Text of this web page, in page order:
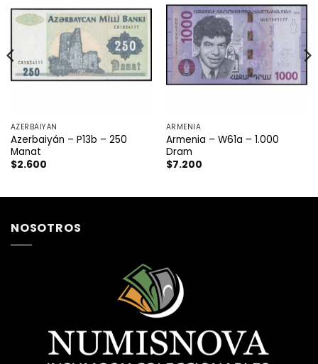
AZERBAIYÁN
Azerbaiyán – P13b – 250
Manat
$2.600
ARMENIA
Armenia – W61a – 1.000
Dram
$7.200
NOSOTROS